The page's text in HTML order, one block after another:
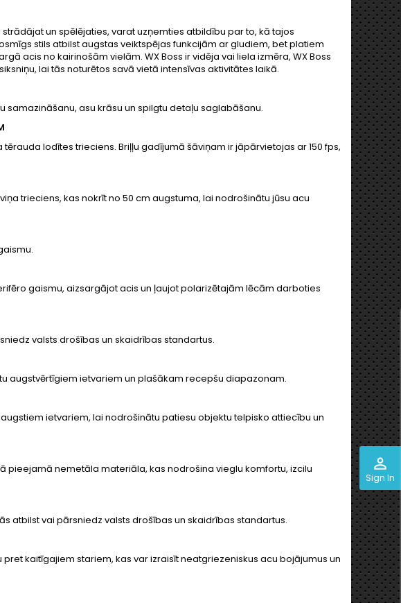
perm_identity
Sign In
un spēlējaties, varat uzņemties atbildību par to, kā tajos
stils atbilst augstas veiktspējas funkcijām ar gludiem, bet platiem
acis no kairinošām vielām. WX Boss ir vidēja vai liela izmēra, WX Boss
lai tās noturētos savā vietā intensīvas aktivitātes laikā.
asu krāsu un spilgtu detaļu saglabāšanu.
tērauda lodītes trieciens. Briļļu gadījumā šāviņam ir jāpārvietojas ar 150 fps,
trieciens, kas nokrīt no 50 cm augstuma, lai nodrošinātu jūsu acu
gaismu, aizsargājot acis un ļaujot polarizētajām lēcām darboties
valsts drošības un skaidrības standartus.
augstvērtīgiem ietvariem un plašākam recepšu diapazonam.
ietvariem, lai nodrošinātu patiesu objektu telpisko attiecību un
pieejamā nemetāla materiāla, kas nodrošina vieglu komfortu, izcilu
atbilst vai pārsniedz valsts drošības un skaidrības standartus.
pret kaitīgajiem stariem, kas var izraisīt neatgriezeniskus acu bojājumus un